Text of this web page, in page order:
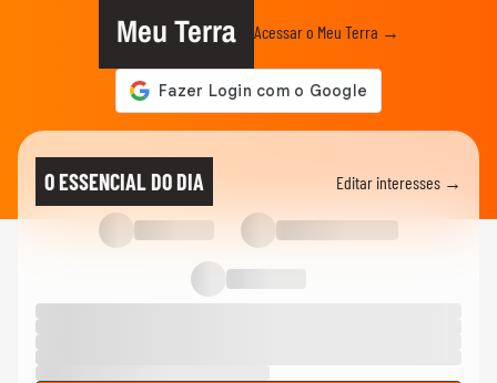
Meu Terra Acessar o Meu Terra →
O ESSENCIAL DO DIA Editar interesses →